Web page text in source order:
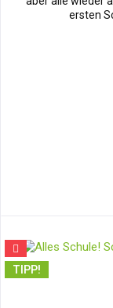
ersten
TIPP!